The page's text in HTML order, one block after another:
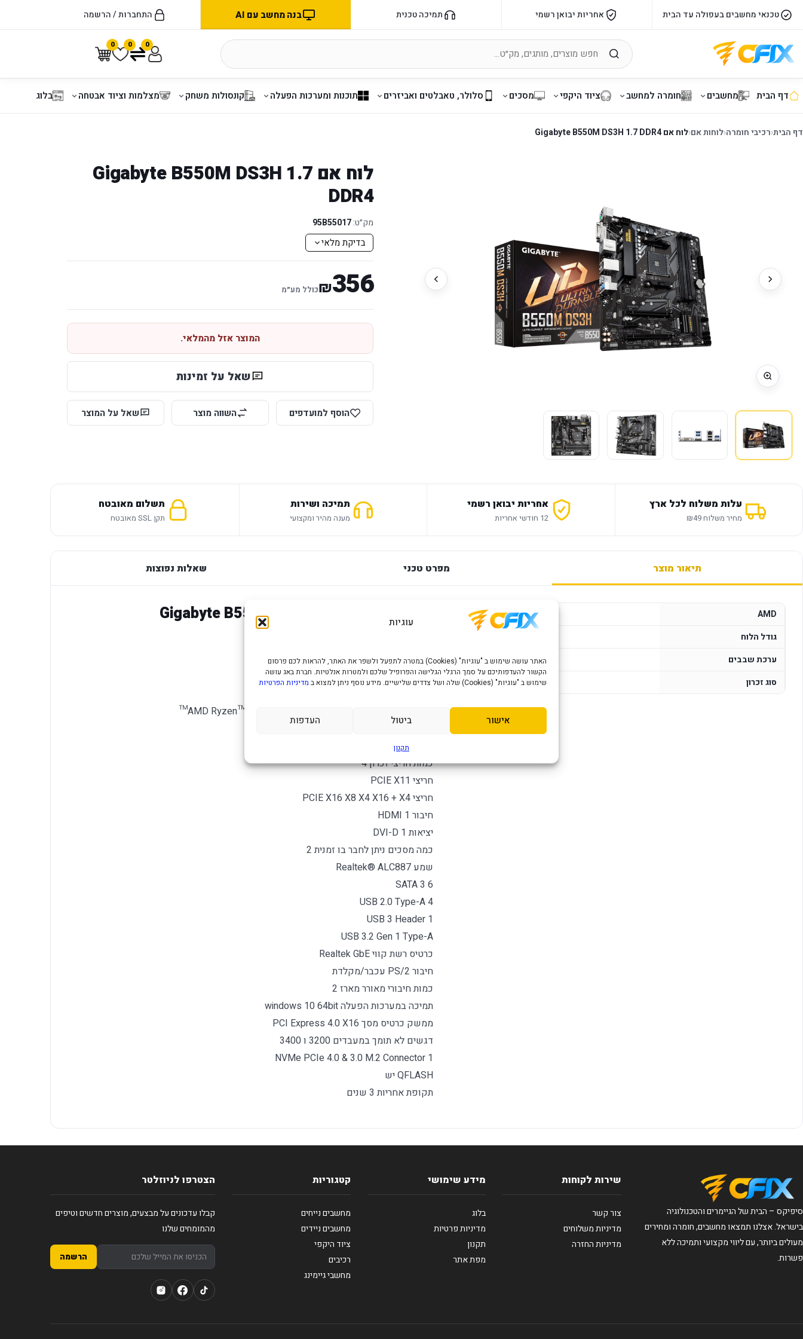
עוגיות
האתר עושה שימוש ב "עוגיות" (Cookies) במטרה לתפעל ולשפר את האתר, להראות לכם פרסום
הקשור להעדפותיכם על סמך הרגלי הגלישה והפרופיל שלכם ולמטרות אנלטיות. חברת באג עושה
שימוש ב "עוגיות" (Cookies) שלה ושל צדדים שלישיים. מידע נוסף ניתן למצוא ב
מדיניות הפרטיות
אישור ביטול העדפות
תקנון
טכנאי מחשבים בעפולה עד הבית אחריות יבואן רשמי תמיכה טכנית בנה מחשב עם AI התחברות / הרשמה
0 0 0
דף הבית מחשבים חומרה למחשב ציוד היקפי מסכים סלולר, טאבלטים ואביזרים תוכנות ומערכות הפעלה קונסולות משחק מצלמות וציוד אבטחה בלוג
דף הבית‹רכיבי חומרה‹לוחות אם‹לוח אם Gigabyte B550M DS3H 1.7 DDR4
לוח אם Gigabyte B550M DS3H 1.7
DDR4
מק״ט:95B55017
בדיקת מלאי
356
₪כולל מע״מ
המוצר אזל מהמלאי.
שאל על זמינות
הוסף למועדפים השווה מוצר שאל על המוצר
עלות משלוח לכל ארץ
מחיר משלוח ₪49
אחריות יבואן רשמי
12 חודשי אחריות
תמיכה ושירות
מענה מהיר ומקצועי
תשלום מאובטח
תקן SSL מאובטח
תיאור מוצר מפרט טכני שאלות נפוצות
AMD
AM4
גודל הלוח
ערכת שבבים
B550
סוג זכרון
DDR4
ערכת שבבים AMD B550
מק"ט יצרן B550M DS3H 1.7
תמיכה במקסימום תדר שעון 4000
כמות חריצי זכרון 4
חריצי PCIE X11
חריצי PCIE X16 X8 X4 X16 + X4
חיבור HDMI 1
יציאות DVI-D 1
כמה מסכים ניתן לחבר בו זמנית 2
שמע Realtek® ALC887
SATA 3 6
USB 2.0 Type-A 4
USB 3 Header 1
USB 3.2 Gen 1 Type-A
כרטיס רשת קווי Realtek GbE
חיבור PS/2 עכבר/מקלדת
כמות חיבורי מאורר מארז 2
תמיכה במערכות הפעלה windows 10 64bit
ממשק כרטיס מסך PCI Express 4.0 X16
דגשים לא תומך במעבדים 3200 ו 3400
NVMe PCIe 4.0 & 3.0 M.2 Connector 1
QFLASH יש
תקופת אחריות 3 שנים
סיפיקס – הבית של הגיימרים והטכנולוגיה
בישראל. אצלנו תמצאו מחשבים, חומרה ומחירים
מעולים ביותר, עם ליווי מקצועי ותמיכה ללא
פשרות.
שירות לקוחות
צור קשר
מדיניות משלוחים
מדיניות החזרה
מידע שימושי
בלוג
מדיניות פרטיות
תקנון
מפת אתר
קטגוריות
מחשבים נייחים
מחשבים ניידים
ציוד היקפי
רכיבים
מחשבי גיימינג
הצטרפו לניוזלטר
קבלו עדכונים על מבצעים, מוצרים חדשים וטיפים
מהמומחים שלנו
הרשמה